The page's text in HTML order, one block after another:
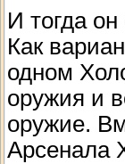
И тогда
Как
одном
оружия и
оружие.
Арсенала